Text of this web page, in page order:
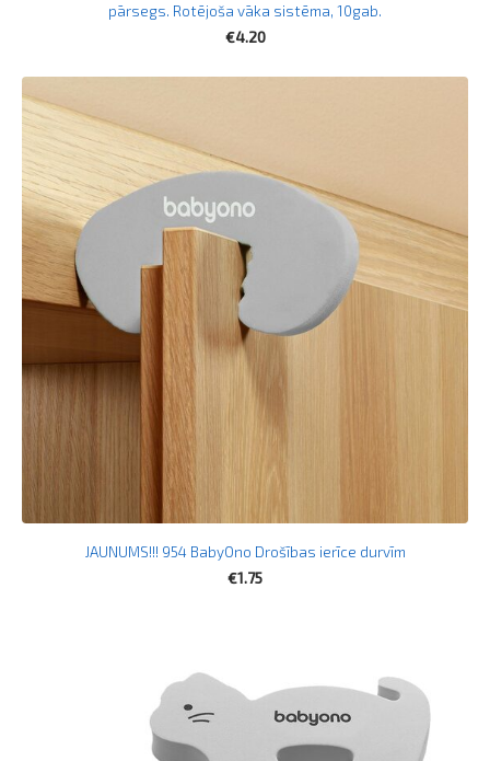
pārsegs. Rotējoša vāka sistēma, 10gab.
€4.20
JAUNUMS!!! 954 BabyOno Drošības ierīce durvīm
€1.75